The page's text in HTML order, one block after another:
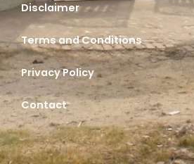
Disclaimer
Terms and Conditions
Privacy Policy
Contact